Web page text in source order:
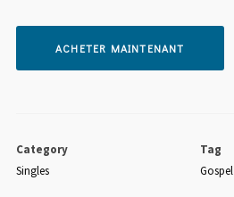
ACHETER MAINTENANT
Category
Singles
Tag
Gospel